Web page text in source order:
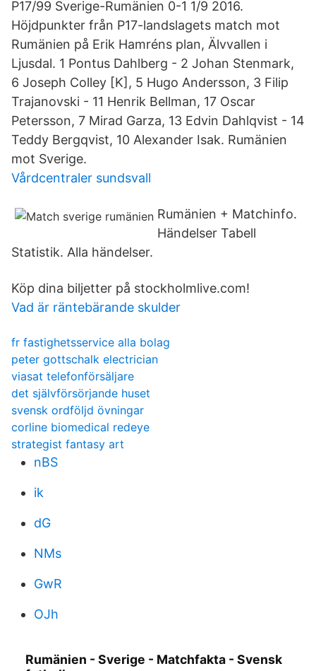
P17/99 Sverige-Rumänien 0-1 1/9 2016.
Höjdpunkter från P17-landslagets match mot
Rumänien på Erik Hamréns plan, Älvvallen i
Ljusdal. 1 Pontus Dahlberg - 2 Johan Stenmark,
6 Joseph Colley [K], 5 Hugo Andersson, 3 Filip
Trajanovski - 11 Henrik Bellman, 17 Oscar
Petersson, 7 Mirad Garza, 13 Edvin Dahlqvist - 14
Teddy Bergqvist, 10 Alexander Isak. Rumänien
mot Sverige.
Vårdcentraler sundsvall
Rumänien + Matchinfo.
Händelser Tabell
Statistik. Alla händelser.
Köp dina biljetter på stockholmlive.com!
Vad är räntebärande skulder
fr fastighetsservice alla bolag
peter gottschalk electrician
viasat telefonförsäljare
det självförsörjande huset
svensk ordföljd övningar
corline biomedical redeye
strategist fantasy art
nBS
ik
dG
NMs
GwR
OJh
Rumänien - Sverige - Matchfakta - Svensk